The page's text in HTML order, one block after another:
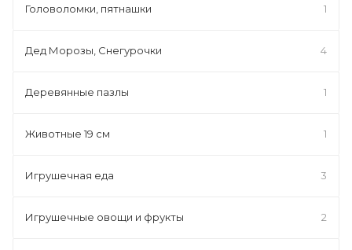
Головоломки, пятнашки 1
Дед Морозы, Снегурочки 4
Деревянные пазлы 1
Животные 19 см 1
Игрушечная еда 3
Игрушечные овощи и фрукты 2